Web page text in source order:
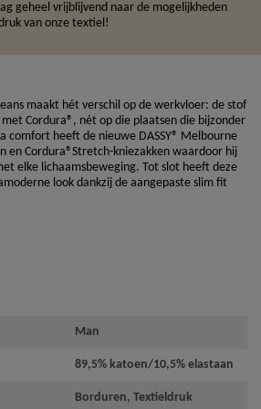
geheel vrijblijvend naar de mogelijkheden
van onze textiel!
maakt hét verschil op de werkvloer: de stof
Cordura®, nét op die plaatsen die bijzonder
comfort heeft de nieuwe DASSY® Melbourne
en Cordura®Stretch-kniezakken waardoor hij
elke lichaamsbeweging. Tot slot heeft deze
look dankzij de aangepaste slim fit
Man
89,5% katoen/10,5% elastaan
Borduren, Textieldruk